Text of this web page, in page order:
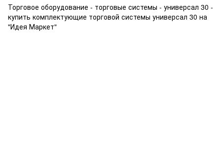
Торговое оборудование - торговые системы - универсал 30 -
купить комплектующие торговой системы универсал 30 на
"Идея Маркет"